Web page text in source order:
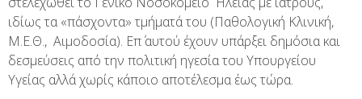
ιδίως τα «πάσχοντα» τμήματά του (Παθολογική Κλινική,
Μ.Ε.Θ., Αιμοδοσία). Επ΄ αυτού έχουν υπάρξει δημόσια και
δεσμεύσεις από την πολιτική ηγεσία του Υπουργείου
Υγείας αλλά χωρίς κάποιο αποτέλεσμα έως τώρα.